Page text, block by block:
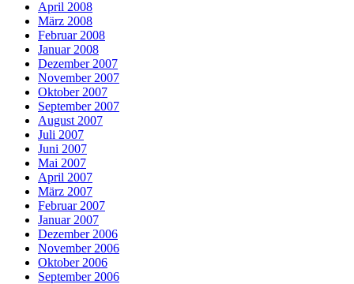
April 2008
März 2008
Februar 2008
Januar 2008
Dezember 2007
November 2007
Oktober 2007
September 2007
August 2007
Juli 2007
Juni 2007
Mai 2007
April 2007
März 2007
Februar 2007
Januar 2007
Dezember 2006
November 2006
Oktober 2006
September 2006